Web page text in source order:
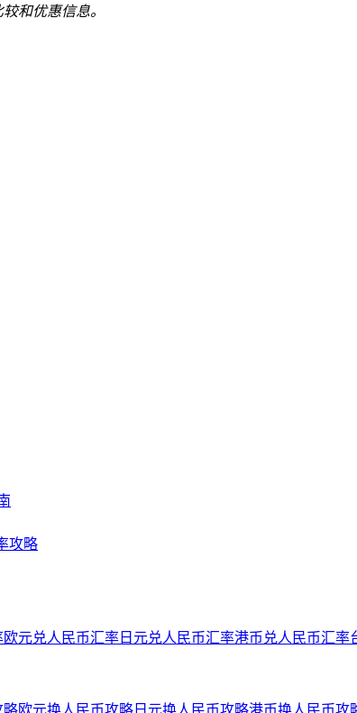
和优惠信息。
攻略
欧元兑人民币汇率 日元兑人民币汇率港币兑人民币汇率
略欧元换人民币攻略 日元换人民币攻略港币换人民币攻